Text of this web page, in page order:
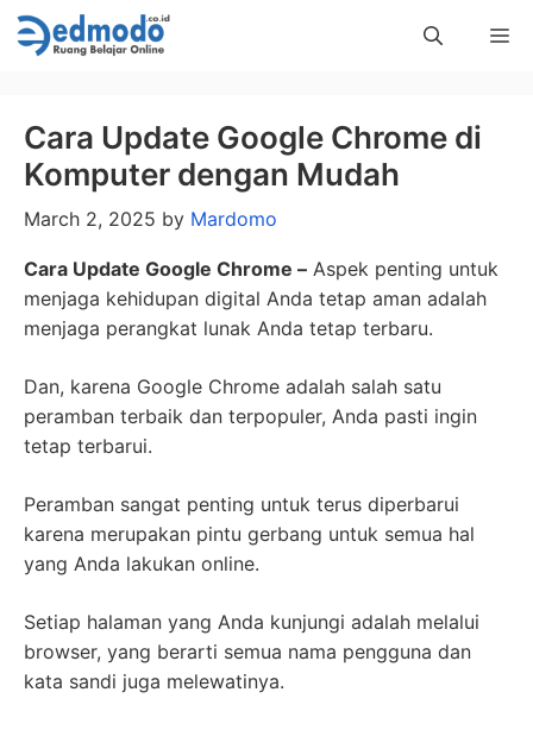
Skip
to
Cara Update Google Chrome di
Komputer dengan Mudah
March 2, 2025 by Mardomo
Cara Update Google Chrome – Aspek penting untuk
menjaga kehidupan digital Anda tetap aman adalah
menjaga perangkat lunak Anda tetap terbaru.
Dan, karena Google Chrome adalah salah satu
peramban terbaik dan terpopuler, Anda pasti ingin
tetap terbarui.
Peramban sangat penting untuk terus diperbarui
karena merupakan pintu gerbang untuk semua hal
yang Anda lakukan online.
Setiap halaman yang Anda kunjungi adalah melalui
browser, yang berarti semua nama pengguna dan
kata sandi juga melewatinya.